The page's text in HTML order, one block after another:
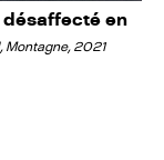
en
Montagne, 2021